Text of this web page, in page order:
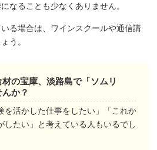
なることも少なくありません。
る場合は、ワインスクールや通信講
う。
の宝庫、淡路島で「ソムリ
か？
を活かした仕事をしたい」「これか
したい」と考えている人もいるでし